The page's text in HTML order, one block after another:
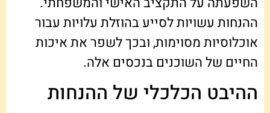
ההנחות עשויות לסייע בהוזלת עלויות עבור
אוכלוסיות מסוימות, ובכך לשפר את איכות
החיים של השוכנים בנכסים אלה.
ההיבט הכלכלי של ההנחות